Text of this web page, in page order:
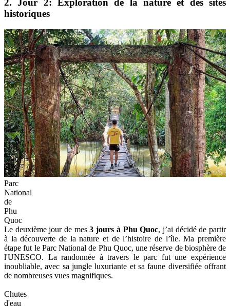
2. Jour 2: Exploration de la nature et des sites
historiques
Parc
National
de
Phu
Quoc
Le deuxième jour de mes3 jours à Phu Quoc, j’ai décidé de partir
à la découverte de la nature et de l’histoire de l’île. Ma première
étape fut le Parc National de Phu Quoc, une réserve de biosphère de
l'UNESCO. La randonnée à travers le parc fut une expérience
inoubliable, avec sa jungle luxuriante et sa faune diversifiée offrant
de nombreuses vues magnifiques.